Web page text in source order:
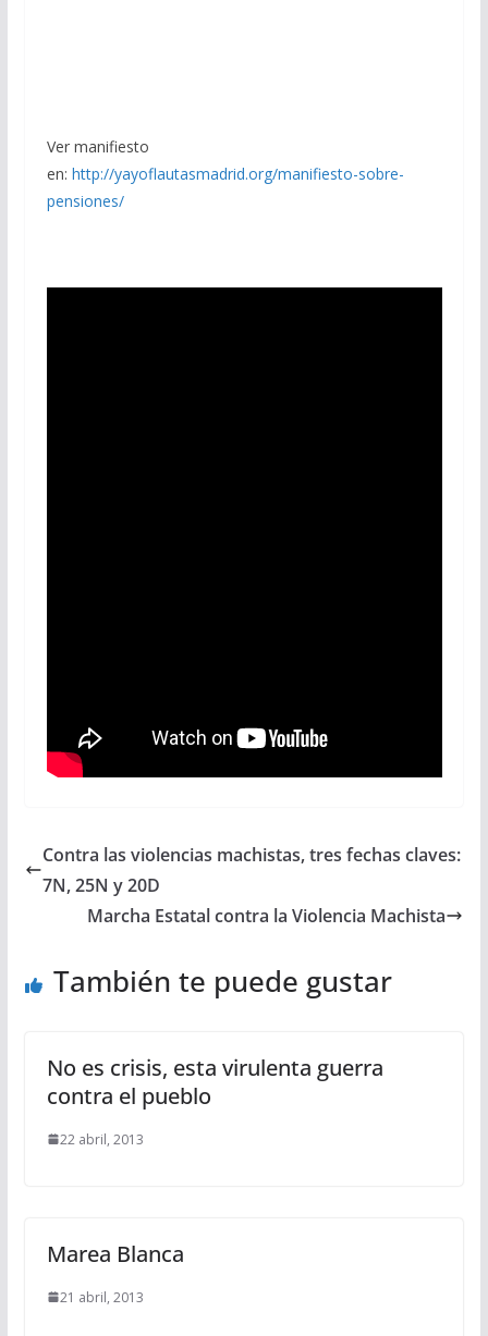
Ver manifiesto
en: http://yayoflautasmadrid.org/manifiesto-sobre-
pensiones/
Contra las violencias machistas, tres fechas claves:
7N, 25N y 20D
Marcha Estatal contra la Violencia Machista
También te puede gustar
No es crisis, esta virulenta guerra
contra el pueblo
22 abril, 2013
Marea Blanca
21 abril, 2013